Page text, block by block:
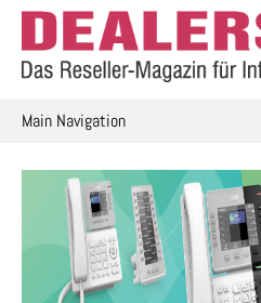
Skip
content
Main Navigation